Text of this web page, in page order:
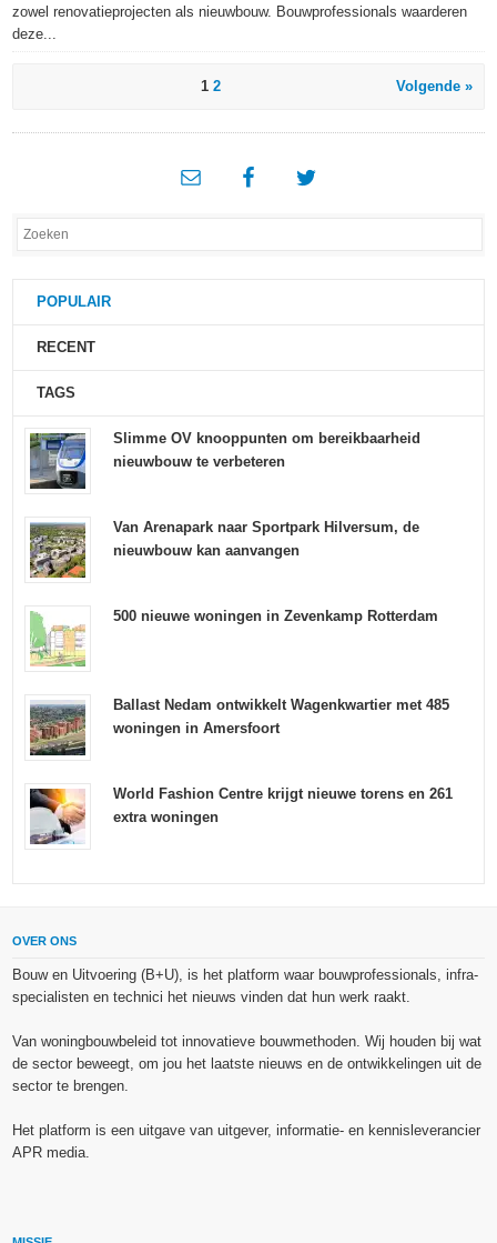
zowel renovatieprojecten als nieuwbouw. Bouwprofessionals waarderen
deze...
1 2 Volgende »
POPULAIR
RECENT
TAGS
Slimme OV knooppunten om bereikbaarheid
nieuwbouw te verbeteren
Van Arenapark naar Sportpark Hilversum, de
nieuwbouw kan aanvangen
500 nieuwe woningen in Zevenkamp Rotterdam
Ballast Nedam ontwikkelt Wagenkwartier met 485
woningen in Amersfoort
World Fashion Centre krijgt nieuwe torens en 261
extra woningen
OVER ONS
Bouw en Uitvoering (B+U), is het platform waar bouwprofessionals, infra-
specialisten en technici het nieuws vinden dat hun werk raakt.
Van woningbouwbeleid tot innovatieve bouwmethoden. Wij houden bij wat
de sector beweegt, om jou het laatste nieuws en de ontwikkelingen uit de
sector te brengen.
Het platform is een uitgave van uitgever, informatie- en kennisleverancier
APR media.